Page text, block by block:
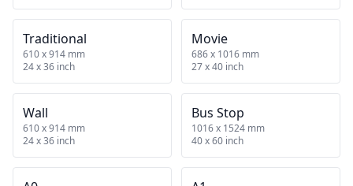
Traditional
610 x 914 mm
24 x 36 inch
Movie
686 x 1016 mm
27 x 40 inch
Wall
610 x 914 mm
24 x 36 inch
Bus Stop
1016 x 1524 mm
40 x 60 inch